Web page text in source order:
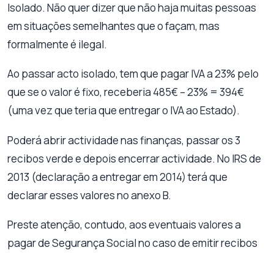
Isolado. Não quer dizer que não haja muitas pessoas
em situações semelhantes que o façam, mas
formalmente é ilegal.
Ao passar acto isolado, tem que pagar IVA a 23% pelo
que se o valor é fixo, receberia 485€ – 23% = 394€
(uma vez que teria que entregar o IVA ao Estado).
Poderá abrir actividade nas finanças, passar os 3
recibos verde e depois encerrar actividade. No IRS de
2013 (declaração a entregar em 2014) terá que
declarar esses valores no anexo B.
Preste atenção, contudo, aos eventuais valores a
pagar de Segurança Social no caso de emitir recibos